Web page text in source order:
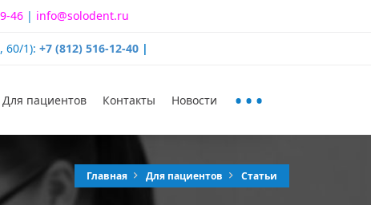
46 | info@solodent.ru
60/1): +7 (812) 516-12-40 |
Для пациентов Контакты Новости ...
Главная Для пациентов Статьи